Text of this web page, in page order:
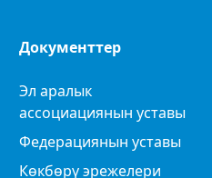
Документтер
Эл аралык
ассоциациянын уставы
Федерациянын уставы
Көкбөрү эрежелери